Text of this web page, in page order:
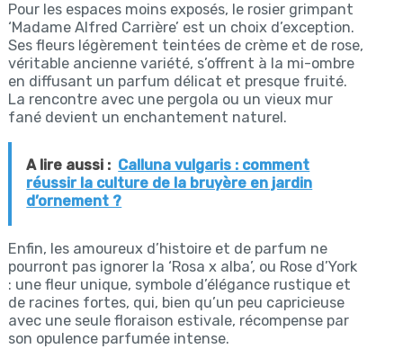
Pour les espaces moins exposés, le rosier grimpant
‘Madame Alfred Carrière’ est un choix d’exception.
Ses fleurs légèrement teintées de crème et de rose,
véritable ancienne variété, s’offrent à la mi-ombre
en diffusant un parfum délicat et presque fruité.
La rencontre avec une pergola ou un vieux mur
fané devient un enchantement naturel.
A lire aussi : Calluna vulgaris : comment
réussir la culture de la bruyère en jardin
d’ornement ?
Enfin, les amoureux d’histoire et de parfum ne
pourront pas ignorer la ‘Rosa x alba’, ou Rose d’York
: une fleur unique, symbole d’élégance rustique et
de racines fortes, qui, bien qu’un peu capricieuse
avec une seule floraison estivale, récompense par
son opulence parfumée intense.